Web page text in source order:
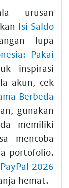
urusan
Isi Saldo
lupa
Pakai
inspirasi
akun, cek
Berbeda
gunakan
memiliki
mencoba
portofolio.
2026
hemat.